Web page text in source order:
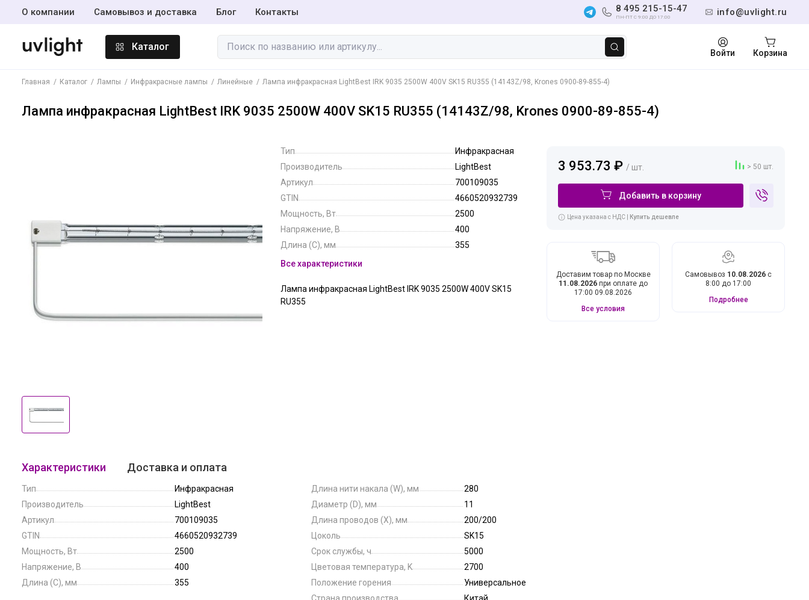
info@uvlight.ru
8 495 215-15-47
ПН-ПТ С 9:00 ДО 17:00
О компании Самовывоз и доставка Блог Контакты
Каталог
лампы
лампы
Светодиодные
лампы
Специальные
лампы
Фото-кино лампы
Войти Корзина
Главная Каталог Лампы Инфракрасные лампы Линейные Лампа инфракрасная LightBest IRK 9035 2500W 400V SK15 RU355 (14143Z/98, Krones 0900-89-855-4)
Лампа инфракрасная LightBest IRK 9035 2500W 400V SK15 RU355 (14143Z/98, Krones 0900-89-855-4)
Тип
Инфракрасная
Производитель
LightBest
Артикул
700109035
GTIN
4660520932739
Мощность, Вт
2500
Напряжение, В
400
Длина (C), мм
355
Все характеристики
Лампа инфракрасная LightBest IRK 9035 2500W 400V SK15
RU355
Характеристики Доставка и оплата
Тип
Инфракрасная
Производитель
LightBest
Артикул
700109035
GTIN
4660520932739
Мощность, Вт
2500
Напряжение, В
400
Длина (C), мм
355
Длина нити накала (W), мм
280
Диаметр (D), мм
11
Длина проводов (X), мм
200/200
Цоколь
SK15
Срок службы, ч
5000
Цветовая температура, K
2700
Положение горения
Универсальное
> 50 шт.
3 953.73 ₽ / шт.
Добавить в корзину
Цена указана с НДС | Купить дешевле
Доставим товар по Москве
11.08.2026 при оплате до
17:00 09.08.2026
Все условия
Самовывоз 10.08.2026 с
8:00 до 17:00
Подробнее